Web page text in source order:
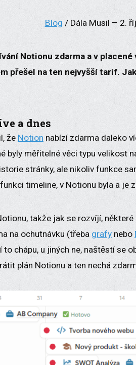
Blog / Dála Musil – 2.
Notionu zdarma a v
přešel na ten nejvyšší tarif.
a dnes
že Notion nabízí zdarma daleko
byly měřitelné věci typu velikost
stránky, ale nikoliv funkce
timeline, v Notionu byla a je
takže jak se rozvíjí,
na ochutnávku (třeba grafy nebo
chápu, u jiných ne, naštěstí se
plán Notionu a ten nechá